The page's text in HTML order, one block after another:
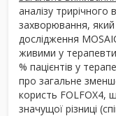
аналізу
захворювання,
дослідження
живими у
% пацієнтів у
про загальне
користь FOLFOX4,
значущої різниці